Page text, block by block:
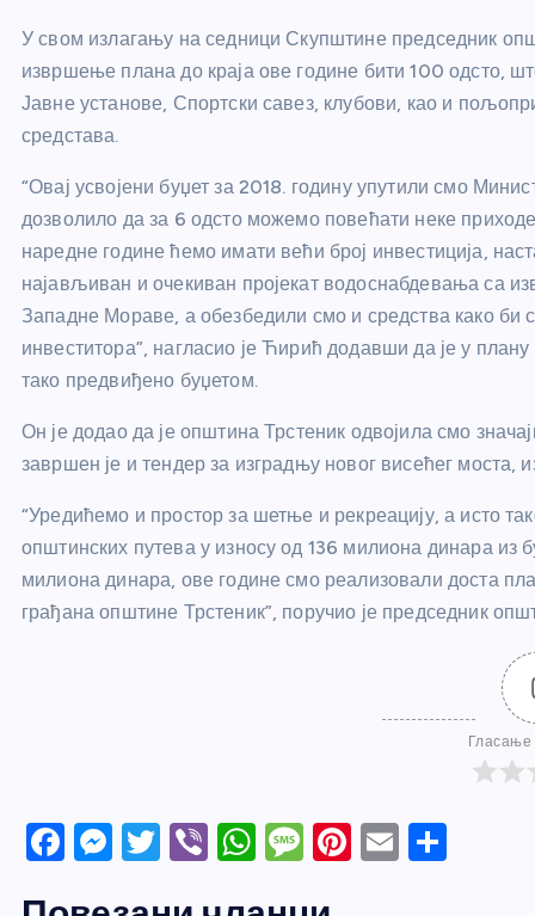
У свом излагању на седници Скупштине председник
извршење плана до краја ове године бити 100 одсто,
Јавне установе, Спортски савез, клубови, као и
средстава.
“Овај усвојени буџет за 2018. годину упутили смо
дозволило да за 6 одсто можемо повећати неке
наредне године ћемо имати већи број инвестиција,
најављиван и очекиван пројекат водоснабдевања са
Западне Мораве, а обезбедили смо и средства како би
инвеститора”, нагласио је Ћирић додавши да је у
тако предвиђено буџетом.
Он је додао да је општина Трстеник одвојила смо
завршен је и тендер за изградњу новог висећег моста,
“Уредићемо и простор за шетње и рекреацију, а исто
општинских путева у износу од 136 милиона динара
милиона динара, ове године смо реализовали доста
грађана општине Трстеник”, поручио је председник
Гласање
F
M T
Vi W M Pi E